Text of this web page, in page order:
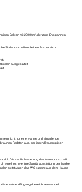
Balkon mit 20,00 m², der zum Entspannen
Sitzlandschaft und einen Essbereich.
ausgestattet.
nicht nur eine warme und einladende
Farbton aus, der jeden Raum optisch
Die sanfte Maserung des Marmors schafft
eine hochwertige Sanitärausstattung der Marke
bietet. Auch das WC stammt aus dem Hause
Eingangsbereich verwandelt.